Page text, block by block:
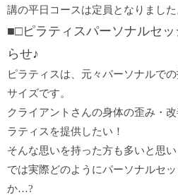
講の平日コースは定員となりました
■□ピラティスパーソナルセ
らせ♪
ピラティスは、元々パーソナルで
サイズです。
クライアントさんの身体の歪み・
ラティスを提供したい！
そんな思いを持った方も多いと思い
では実際どのようにパーソナルセ
か…?